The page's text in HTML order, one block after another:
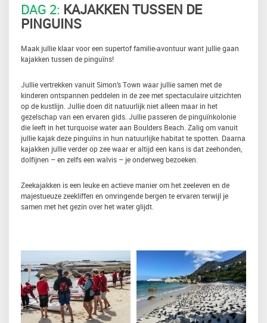
DAG 2: KAJAKKEN TUSSEN DE
PINGUINS
Maak jullie klaar voor een supertof familie-avontuur want jullie gaan
kajakken tussen de pinguïns!
Jullie vertrekken vanuit Simon’s Town waar jullie samen met de
kinderen ontspannen peddelen in de zee met spectaculaire uitzichten
op de kustlijn. Jullie doen dit natuurlijk niet alleen maar in het
gezelschap van een ervaren gids. Jullie passeren de pinguïnkolonie
die leeft in het turquoise water aan Boulders Beach. Zalig om vanuit
jullie kajak deze pinguïns in hun natuurlijke habitat te spotten. Daarna
kajakken jullie verder op zee waar er altijd een kans is dat zeehonden,
dolfijnen – en zelfs een walvis – je onderweg bezoeken.
Zeekajakken is een leuke en actieve manier om het zeeleven en de
majestueuze zeekliffen en omringende bergen te ervaren terwijl je
samen met het gezin over het water glijdt.